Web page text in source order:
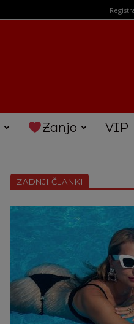
Zanjo VIP
ZADNJI ČLANKI